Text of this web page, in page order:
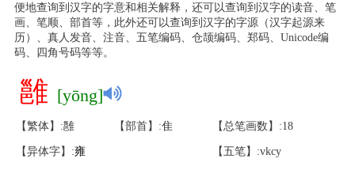
便地查询到汉字的字意和相关解释，还可以查询到汉字的读音、笔
画、笔顺、部首等，此外还可以查询到汉字的字源（汉字起源来
历）、真人发音、注音、五笔编码、仓颉编码、郑码、Unicode编
码、四角号码等等。
雝 [yōng]
【繁体】:雝 【部首】:隹 【总笔画数】:18
【异体字】:雍 【五笔】:vkcy